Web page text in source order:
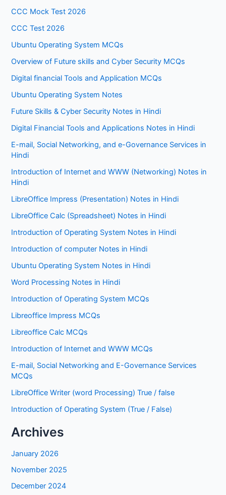
CCC Mock Test 2026
CCC Test 2026
Ubuntu Operating System MCQs
Overview of Future skills and Cyber Security MCQs
Digital financial Tools and Application MCQs
Ubuntu Operating System Notes
Future Skills & Cyber Security Notes in Hindi
Digital Financial Tools and Applications Notes in Hindi
E-mail, Social Networking, and e-Governance Services in
Hindi
Introduction of Internet and WWW (Networking) Notes in
Hindi
LibreOffice Impress (Presentation) Notes in Hindi
LibreOffice Calc (Spreadsheet) Notes in Hindi
Introduction of Operating System Notes in Hindi
Introduction of computer Notes in Hindi
Ubuntu Operating System Notes in Hindi
Word Processing Notes in Hindi
Introduction of Operating System MCQs
Libreoffice Impress MCQs
Libreoffice Calc MCQs
Introduction of Internet and WWW MCQs
E-mail, Social Networking and E-Governance Services
MCQs
LibreOffice Writer (word Processing) True / false
Introduction of Operating System (True / False)
Archives
January 2026
November 2025
December 2024